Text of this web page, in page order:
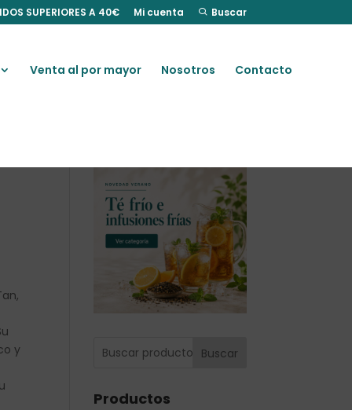
SUPERIORES A 40€ Mi cuenta Buscar
Venta al por mayor Nosotros Contacto
y
Buscar
Productos